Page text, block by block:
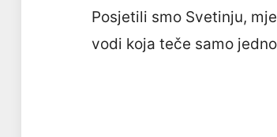
Posjetili smo Svetinju,
vodi koja teče samo